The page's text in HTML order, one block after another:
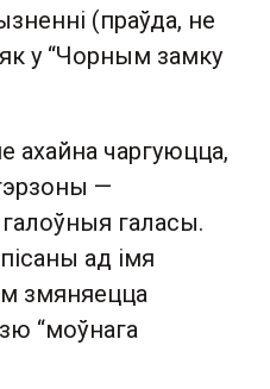
(праўда, не
як у “Чорным замку
ахайна чаргуюцца,
—
галасы.
ад імя
змяняецца
“моўнага